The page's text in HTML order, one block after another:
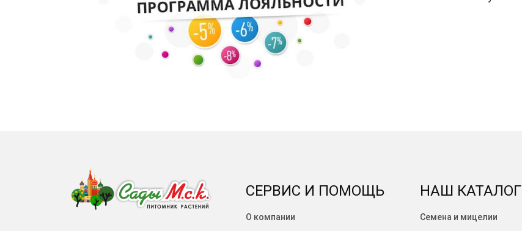
СЕРВИС И ПОМОЩЬ
О компании
НАШ КАТАЛОГ
Семена и мицелии